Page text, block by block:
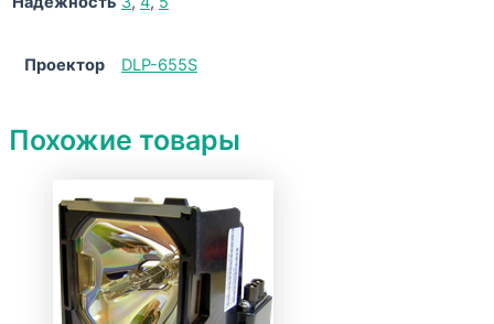
Проектор DLP-655S
Похожие товары